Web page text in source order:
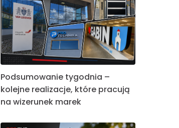
Podsumowanie tygodnia –
kolejne realizacje, które pracują
na wizerunek marek